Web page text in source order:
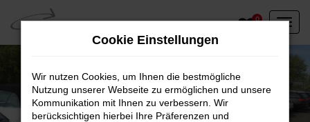
Zum
Hauptinhalt
springen
0
Cookie Einstellungen
Wir nutzen Cookies, um Ihnen die bestmögliche
Nutzung unserer Webseite zu ermöglichen und unsere
Kommunikation mit Ihnen zu verbessern. Wir
berücksichtigen hierbei Ihre Präferenzen und